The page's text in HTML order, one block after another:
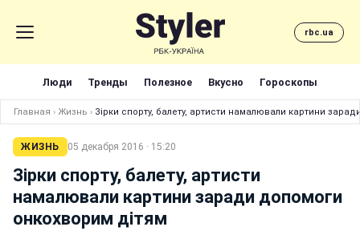
rbc.ua
Люди Тренды Полезное Вкусно Гороскопы
Главная › Жизнь › Зірки спорту, балету, артисти намалювали картини
ЖИЗНЬ 05 декабря 2016 · 15:20
Зірки спорту, балету, артисти
намалювали картини заради допомоги
онкохворим дітям